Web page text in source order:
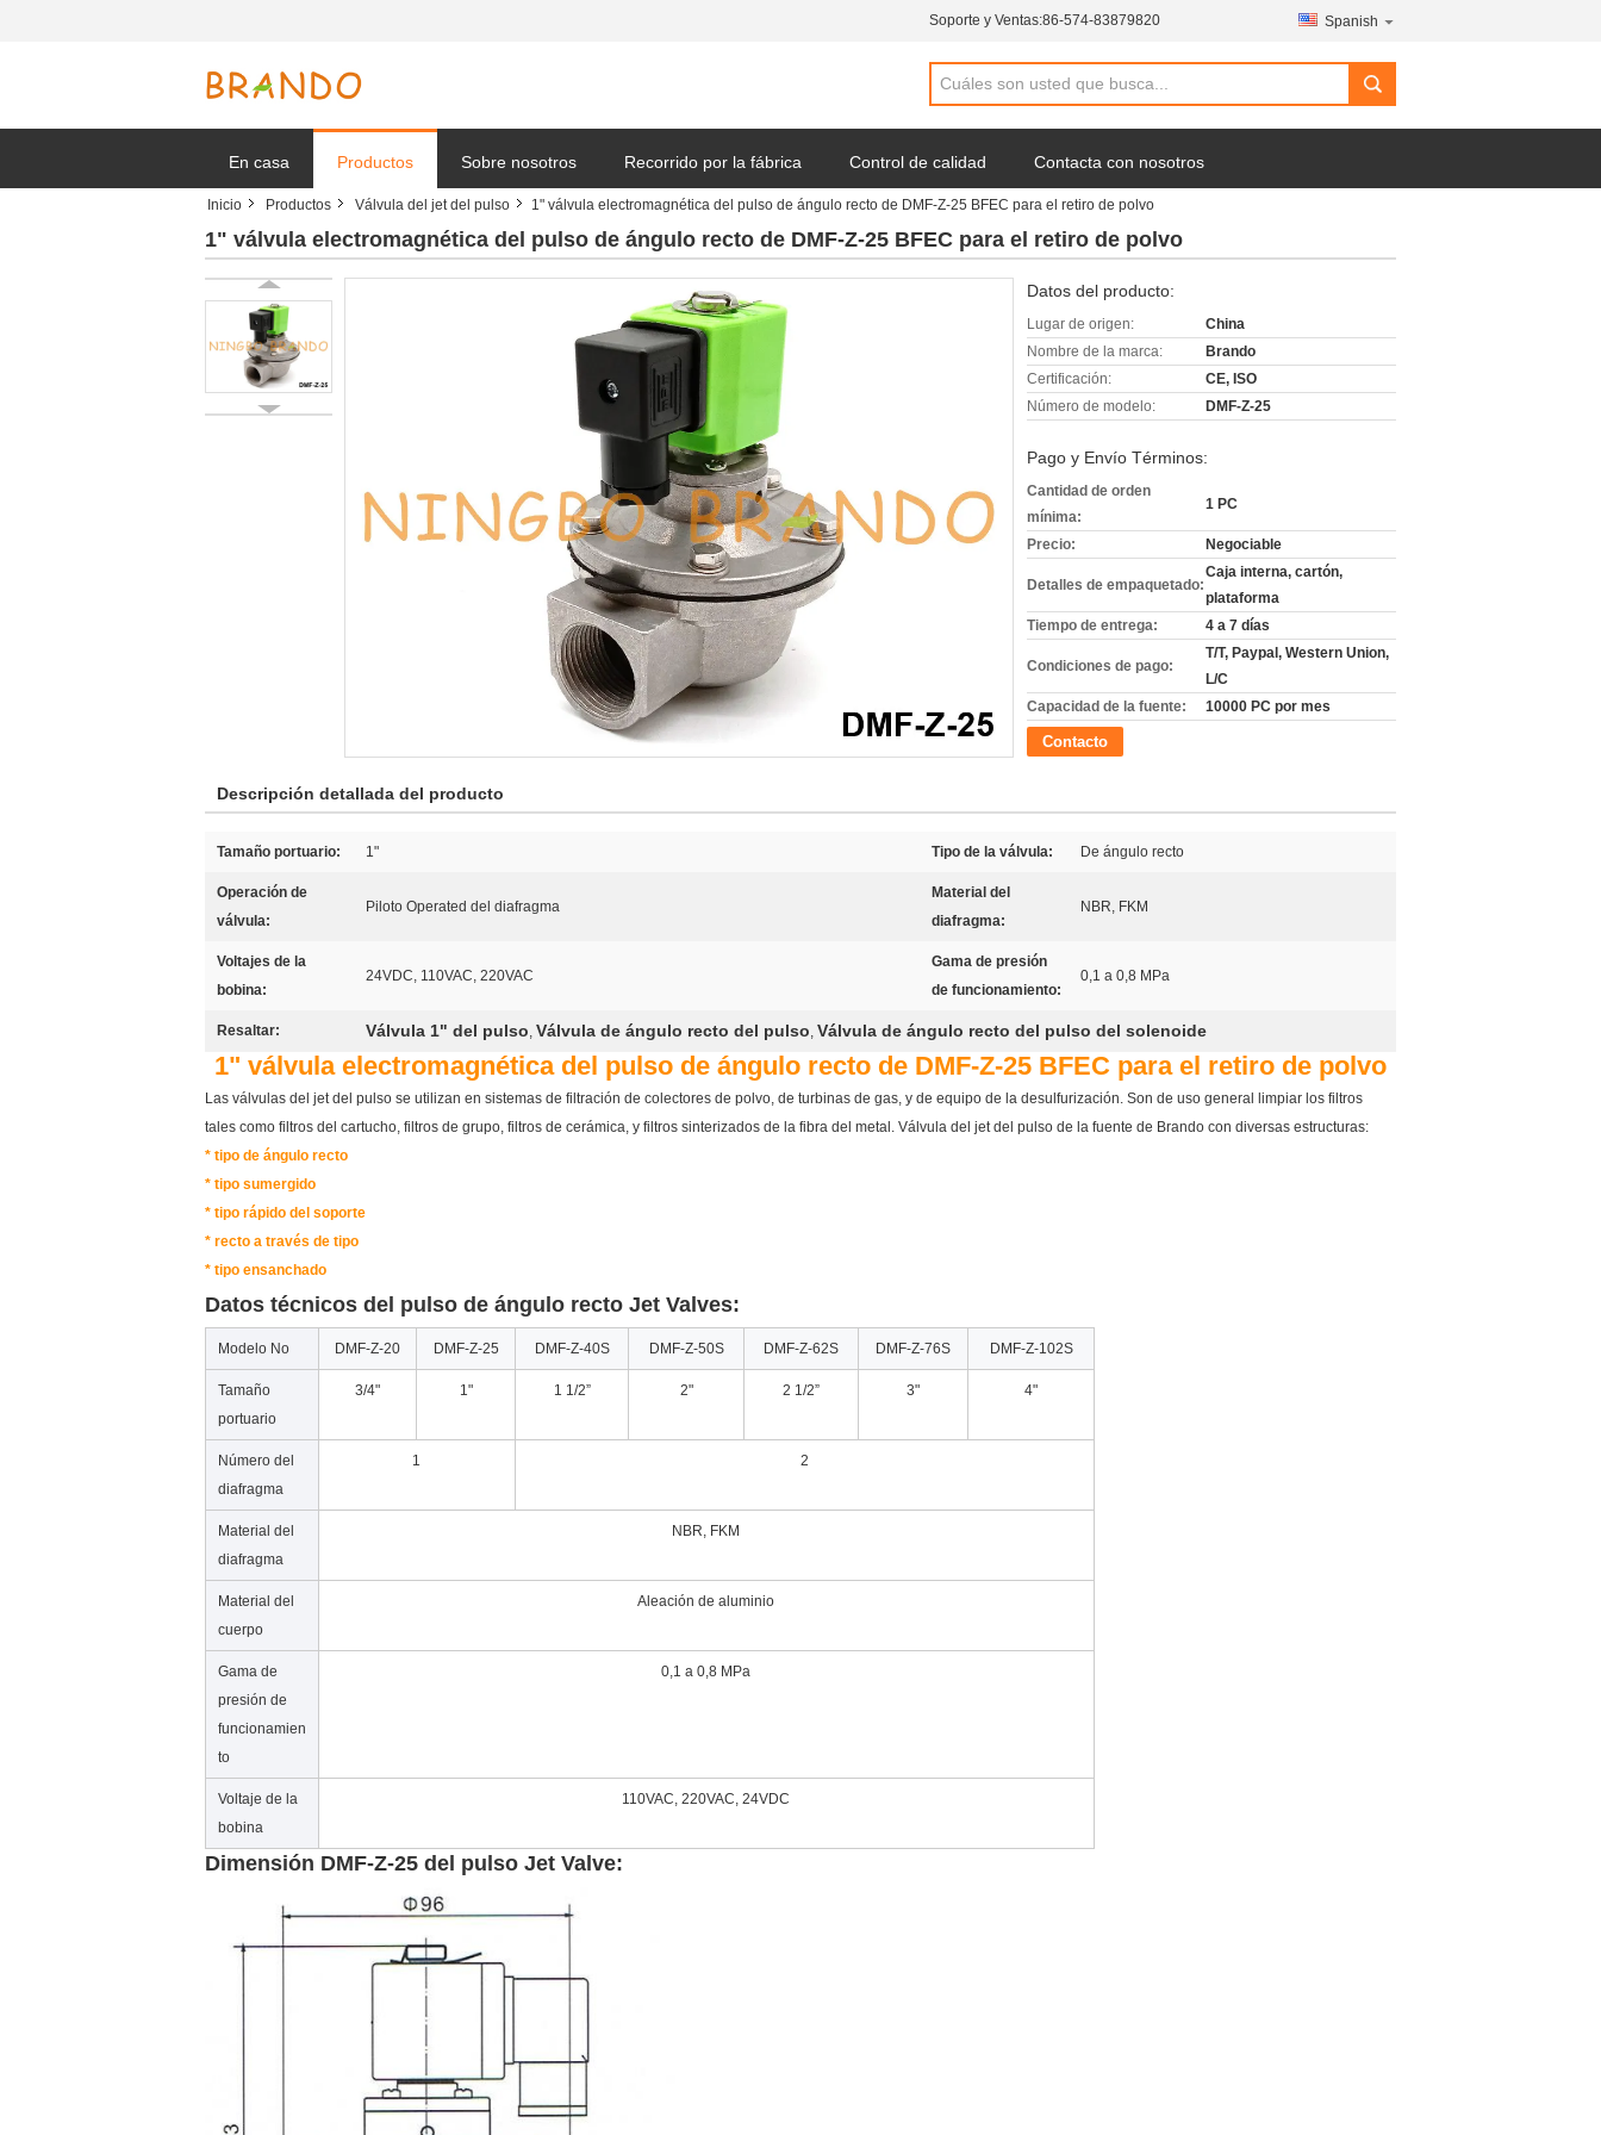
Soporte y Ventas:86-574-83879820 Spanish
En casa Productos Sobre nosotros Recorrido por la fábrica Control de calidad Contacta con nosotros
Solicitar una cotización Noticias de la compañía
Inicio Productos Válvula del jet del pulso 1" válvula electromagnética del pulso de ángulo recto de DMF-Z-25 BFEC para el retiro de polvo
1" válvula electromagnética del pulso de ángulo recto de DMF-Z-25 BFEC para el retiro de polvo
Datos del producto:
Lugar de origen:
China
Nombre de la marca:
Brando
Certificación:
CE, ISO
Número de modelo:
DMF-Z-25
Pago y Envío Términos:
Cantidad de orden
mínima:
1 PC
Precio: Negociable
Detalles de empaquetado:
Caja interna, cartón,
plataforma
Tiempo de entrega:
4 a 7 días
Condiciones de pago:
T/T, Paypal, Western Union,
L/C
Capacidad de la fuente:
10000 PC por mes
Contacto
Descripción detallada del producto
Tamaño portuario: 1" Tipo de la válvula: De ángulo recto
Operación de
válvula:
Piloto Operated del diafragma
Material del
diafragma:
NBR, FKM
Voltajes de la
bobina:
24VDC, 110VAC, 220VAC
Gama de presión
de funcionamiento:
0,1 a 0,8 MPa
Resaltar: Válvula 1" del pulso, Válvula de ángulo recto del pulso, Válvula de ángulo recto del pulso del solenoide
1" válvula electromagnética del pulso de ángulo recto de DMF-Z-25 BFEC para el retiro de polvo
Las válvulas del jet del pulso se utilizan en sistemas de filtración de colectores de polvo, de turbinas de gas, y de equipo de la desulfurización. Son de uso general limpiar los filtros
tales como filtros del cartucho, filtros de grupo, filtros de cerámica, y filtros sinterizados de la fibra del metal. Válvula del jet del pulso de la fuente de Brando con diversas estructuras:
* tipo de ángulo recto
* tipo sumergido
* tipo rápido del soporte
* recto a través de tipo
* tipo ensanchado
Datos técnicos del pulso de ángulo recto Jet Valves:
Modelo No DMF-Z-20 DMF-Z-25 DMF-Z-40S DMF-Z-50S DMF-Z-62S DMF-Z-76S DMF-Z-102S
Tamaño
portuario
3/4" 1" 1 1/2” 2" 2 1/2” 3" 4"
Número del
diafragma
1 2
Material del
diafragma
NBR, FKM
Material del
cuerpo
Aleación de aluminio
Gama de
presión de
funcionamien
to
0,1 a 0,8 MPa
Voltaje de la
bobina
110VAC, 220VAC, 24VDC
Dimensión DMF-Z-25 del pulso Jet Valve: